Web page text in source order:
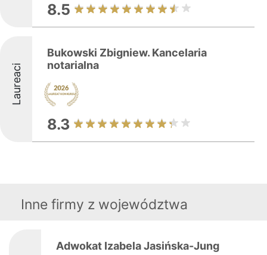
8.5
Laureaci
Bukowski Zbigniew. Kancelaria
notarialna
8.3
Inne firmy z województwa
Adwokat Izabela Jasińska-Jung